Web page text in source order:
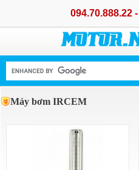
094.70.888.22
Máy bơm IRCEM